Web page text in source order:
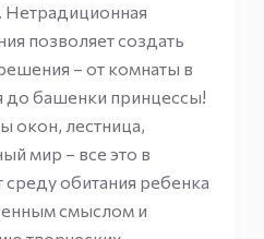
Нетрадиционная
позволяет создать
– от комнаты в
до башенки принцессы!
окон, лестница,
мир – все это в
среду обитания ребенка
смыслом и